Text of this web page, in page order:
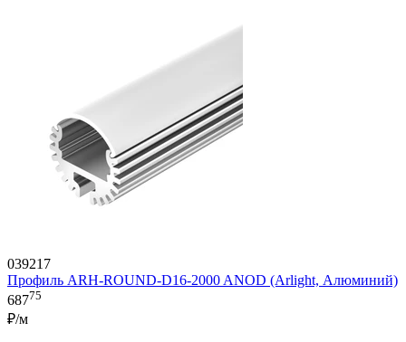
039217
Профиль ARH-ROUND-D16-2000 ANOD (Arlight, Алюминий)
68775
₽/м